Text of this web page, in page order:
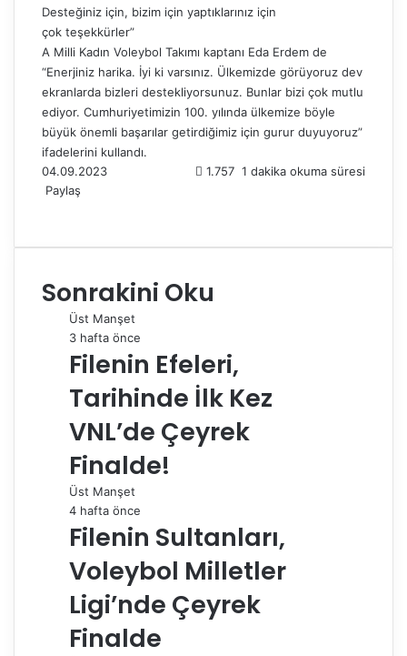
Desteğiniz için, bizim için yaptıklarınız için
çok teşekkürler”
A Milli Kadın Voleybol Takımı kaptanı Eda Erdem de
“Enerjiniz harika. İyi ki varsınız. Ülkemizde görüyoruz dev
ekranlarda bizleri destekliyorsunuz. Bunlar bizi çok mutlu
ediyor. Cumhuriyetimizin 100. yılında ülkemize böyle
büyük önemli başarılar getirdiğimiz için gurur duyuyoruz”
ifadelerini kullandı.
04.09.2023
1.757 1 dakika okuma süresi
Paylaş
c
b
o
n
e
d
m
r
n
e
r
d
i
t
a
s
A
p
p
l
g
r
a
m
P
s
t
a
i
l
y
l
ş
z
ı
r
Sonrakini Oku
Üst Manşet
3 hafta önce
Filenin Efeleri,
Tarihinde İlk Kez
VNL’de Çeyrek
Finalde!
Üst Manşet
4 hafta önce
Filenin Sultanları,
Voleybol Milletler
Ligi’nde Çeyrek
Finalde